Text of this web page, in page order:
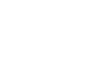
exploiter tes forces et
vers le succès et